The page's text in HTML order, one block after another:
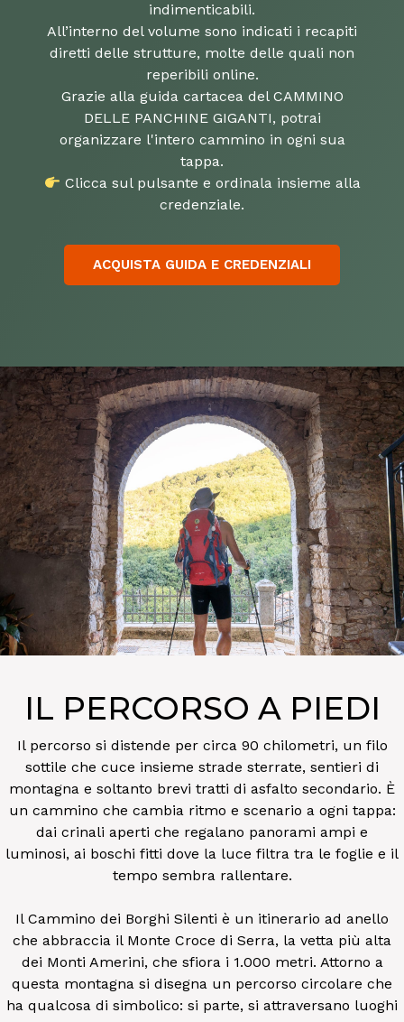
indimenticabili.
All’interno del volume sono indicati i recapiti
diretti delle strutture, molte delle quali non
reperibili online.
Grazie alla guida cartacea del CAMMINO
DELLE PANCHINE GIGANTI, potrai
organizzare l'intero cammino in ogni sua
Clicca sul pulsante e ordinala insieme alla
credenziale.
ACQUISTA GUIDA E CREDENZIALI
IL PERCORSO A PIEDI
Il percorso si distende per circa 90 chilometri, un filo
sottile che cuce insieme strade sterrate, sentieri di
montagna e soltanto brevi tratti di asfalto secondario. È
un cammino che cambia ritmo e scenario a ogni tappa:
dai crinali aperti che regalano panorami ampi e
luminosi, ai boschi fitti dove la luce filtra tra le foglie e il
tempo sembra rallentare.
Il Cammino dei Borghi Silenti è un itinerario ad anello
che abbraccia il Monte Croce di Serra, la vetta più alta
dei Monti Amerini, che sfiora i 1.000 metri. Attorno a
questa montagna si disegna un percorso circolare che
ha qualcosa di simbolico: si parte, si attraversano luoghi